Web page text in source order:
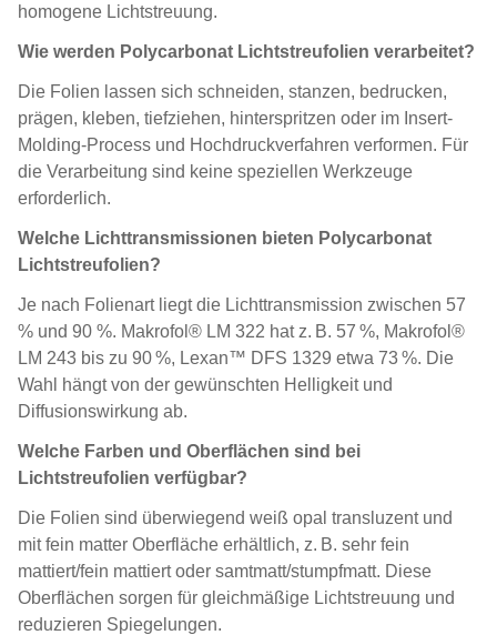
homogene Lichtstreuung.
Wie werden Polycarbonat Lichtstreufolien verarbeitet?
Die Folien lassen sich schneiden, stanzen, bedrucken,
prägen, kleben, tiefziehen, hinterspritzen oder im Insert-
Molding-Process und Hochdruckverfahren verformen. Für
die Verarbeitung sind keine speziellen Werkzeuge
erforderlich.
Welche Lichttransmissionen bieten Polycarbonat
Lichtstreufolien?
Je nach Folienart liegt die Lichttransmission zwischen 57
% und 90 %. Makrofol® LM 322 hat z. B. 57 %, Makrofol®
LM 243 bis zu 90 %, Lexan™ DFS 1329 etwa 73 %. Die
Wahl hängt von der gewünschten Helligkeit und
Diffusionswirkung ab.
Welche Farben und Oberflächen sind bei
Lichtstreufolien verfügbar?
Die Folien sind überwiegend weiß opal transluzent und
mit fein matter Oberfläche erhältlich, z. B. sehr fein
mattiert/fein mattiert oder samtmatt/stumpfmatt. Diese
Oberflächen sorgen für gleichmäßige Lichtstreuung und
reduzieren Spiegelungen.